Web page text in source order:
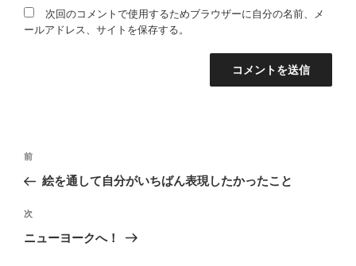
次回のコメントで使用するためブラウザーに自分の名前、メ
ールアドレス、サイトを保存する。
投
ビ
ゲ
過
の
稿
前
絵を通して自分がいちばん表現したかったこと
次
投
次
ニューヨークへ！